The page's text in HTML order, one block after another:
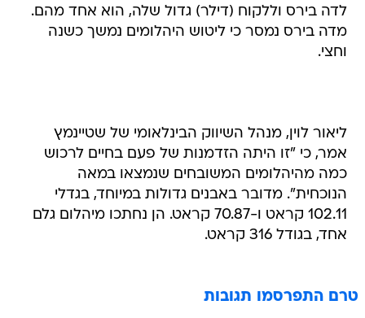
לדה בירס וללקוח (דילר) גדול שלה, הוא אחד מהם.
מדה בירס נמסר כי ליטוש היהלומים נמשך כשנה
וחצי.
ליאור לוין, מנהל השיווק הבינלאומי של שטיינמץ
אמר, כי "זו היתה הזדמנות של פעם בחיים לרכוש
כמה מהיהלומים המשובחים שנמצאו במאה
הנוכחית". מדובר באבנים גדולות במיוחד, בגדלי
102.11 קראט ו-70.87 קראט. הן נחתכו מיהלום גלם
אחד, בגודל 316 קראט.
טרם התפרסמו תגובות